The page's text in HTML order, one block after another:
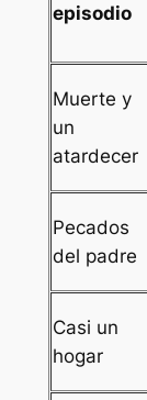
episodio
Muerte y
un
atardecer
Pecados
del padre
Casi un
hogar